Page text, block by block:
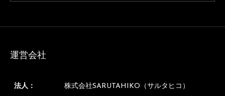
運営会社
法人： 株式会社SARUTAHIKO（サルタヒコ）